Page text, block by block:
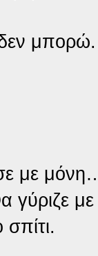
μπορώ.
με
γύριζε